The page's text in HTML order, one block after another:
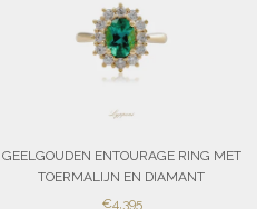
GEELGOUDEN ENTOURAGE RING MET
TOERMALIJN EN DIAMANT
SALE
€4,395